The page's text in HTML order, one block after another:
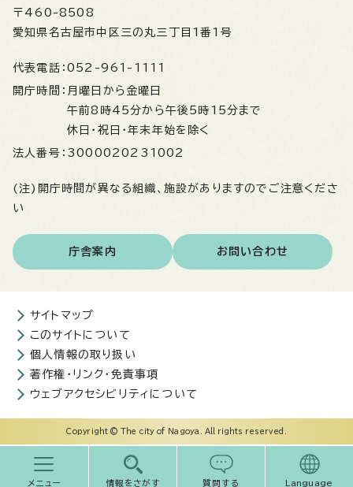
メニュー 情報をさがす 質問する Language
〒460-8508
愛知県名古屋市中区三の丸三丁目1番1号
代表電話： 052-961-1111
開庁時間： 月曜日から金曜日
午前8時45分から午後5時15分まで
休日・祝日・年末年始を除く
法人番号： 3000020231002
(注)開庁時間が異なる組織、施設がありますのでご注意くださ
い
庁舎案内 お問い合わせ
サイトマップ
このサイトについて
個人情報の取り扱い
著作権・リンク・免責事項
ウェブアクセシビリティについて
Copyright © The city of Nagoya. All rights reserved.